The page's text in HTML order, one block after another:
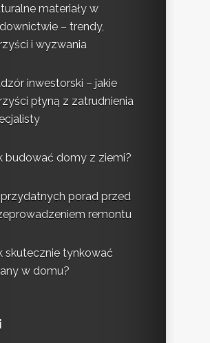
materiały w
– trendy,
i wyzwania
inwestorski – jakie
płyną z zatrudnienia
budować domy z ziemi?
przydatnych porad przed
remontu
skutecznie tynkować
w domu?